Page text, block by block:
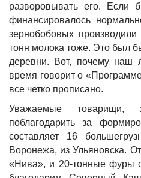
разворовывать его. Если
финансировалось
зернобобовых
тонн молока тоже. Это был
деревни. Вот, почему наш
время говорит о
все четко прописано.
Уважаемые
поблагодарить за
составляет 16
Воронежа, из Ульяновска.
«Нива», и 20-тонные фуры